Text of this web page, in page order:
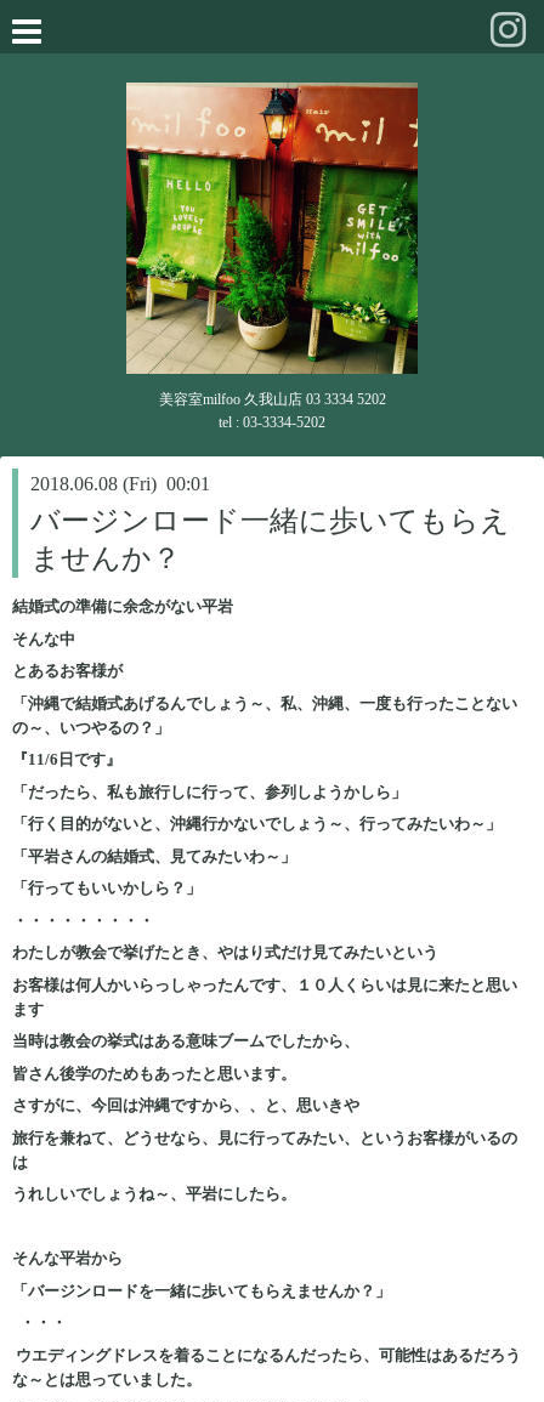
美容室milfoo 久我山店 03 3334 5202
tel : 03-3334-5202
2018.06.08 (Fri) 00:01
バージンロード一緒に歩いてもらえ
ませんか？
結婚式の準備に余念がない平岩
そんな中
とあるお客様が
「沖縄で結婚式あげるんでしょう～、私、沖縄、一度も行ったことない
の～、いつやるの？」
『11/6日です』
「だったら、私も旅行しに行って、参列しようかしら」
「行く目的がないと、沖縄行かないでしょう～、行ってみたいわ～」
「平岩さんの結婚式、見てみたいわ～」
「行ってもいいかしら？」
・・・・・・・・・
わたしが教会で挙げたとき、やはり式だけ見てみたいという
お客様は何人かいらっしゃったんです、１０人くらいは見に来たと思い
ます
当時は教会の挙式はある意味ブームでしたから、
皆さん後学のためもあったと思います。
さすがに、今回は沖縄ですから、、と、思いきや
旅行を兼ねて、どうせなら、見に行ってみたい、というお客様がいるの
は
うれしいでしょうね～、平岩にしたら。
そんな平岩から
「バージンロードを一緒に歩いてもらえませんか？」
・・・
ウエディングドレスを着ることになるんだったら、可能性はあるだろう
な～とは思っていました。